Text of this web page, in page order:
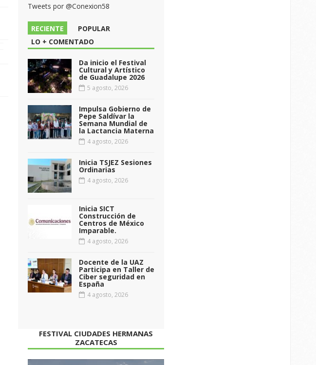
Tweets por @Conexion58
RECIENTE
POPULAR
LO + COMENTADO
Da inicio el Festival
Cultural y Artístico
de Guadalupe 2026
5 agosto, 2026
Impulsa Gobierno de
Pepe Saldívar la
Semana Mundial de
la Lactancia Materna
4 agosto, 2026
Inicia TSJEZ Sesiones
Ordinarias
4 agosto, 2026
Inicia SICT
Construcción de
Centros de México
Imparable.
4 agosto, 2026
Docente de la UAZ
Participa en Taller de
Ciber seguridad en
España
4 agosto, 2026
FESTIVAL CIUDADES HERMANAS
ZACATECAS